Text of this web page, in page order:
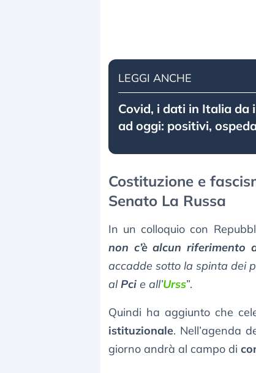
LEGGI ANCHE
Covid, i dati in Italia da
ad oggi: positivi,
Costituzione e
Senato La Russa
In un colloquio con
non c’è alcun riferimento
accadde sotto la spinta dei
alPci e all’Urss”.
Quindi ha aggiunto che
istituzionale. Nell’agenda
giorno andrà al campo di